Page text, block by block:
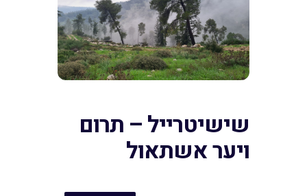
שישיטרייל – תרום
ויער אשתאול